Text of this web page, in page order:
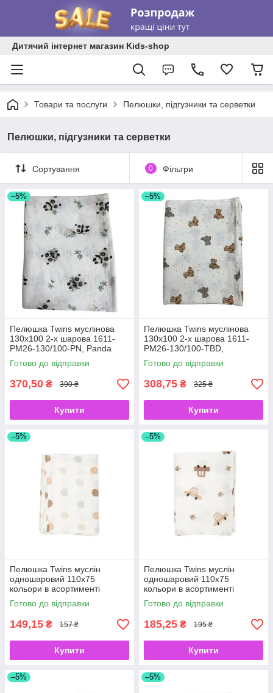
Дитячий інтернет магазин Kids-shop
Товари та послуги Пелюшки, підгузники та серветки
Пелюшки, підгузники та серветки
Сортування 0 Фільтри
–5%
Пелюшка Twins муслінова
130х100 2-х шарова 1611-
PM26-130/100-PN, Panda
Готово до відправки
370,50 ₴ 390 ₴
Купити
–5%
Пелюшка Twins муслінова
130х100 2-х шарова 1611-
PM26-130/100-TBD,
Ведмедики сірий/беж
Готово до відправки
308,75 ₴ 325 ₴
Купити
–5%
Пелюшка Twins муслін
одношаровий 110х75
кольори в асортименті
Горошки
Готово до відправки
149,15 ₴ 157 ₴
Купити
–5%
Пелюшка Twins муслін
одношаровий 110х75
кольори в асортименті
Автомобілі
Готово до відправки
185,25 ₴ 195 ₴
Купити
–5% –5%